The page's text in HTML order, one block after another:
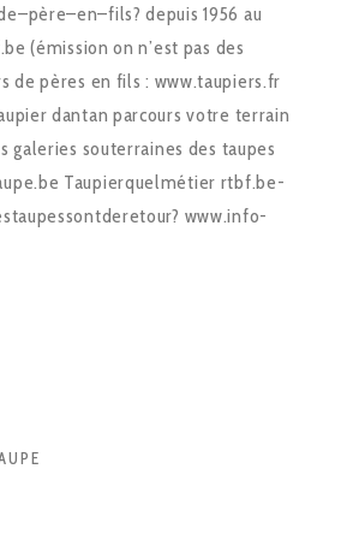
depuis 1956 au
(émission on n’est pas des
de pères en fils : www.taupiers.fr
dantan parcours votre terrain
galeries souterraines des taupes
Taupier­quel­métier rtbf.be­
www.info­